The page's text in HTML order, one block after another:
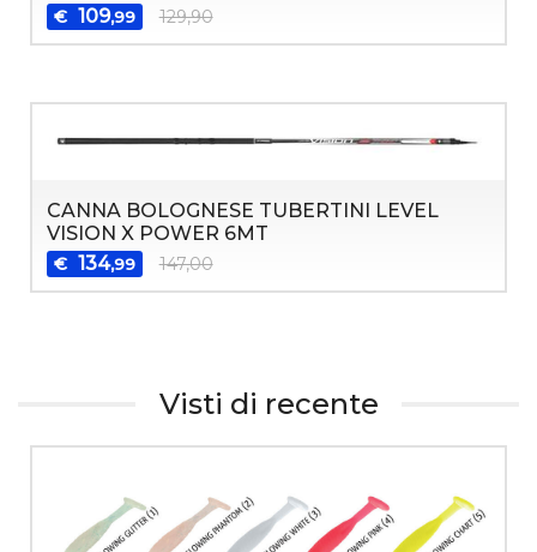
€ 109,99 129,90
CANNA BOLOGNESE TUBERTINI LEVEL
VISION X POWER 6MT
€ 134,99 147,00
Visti di recente